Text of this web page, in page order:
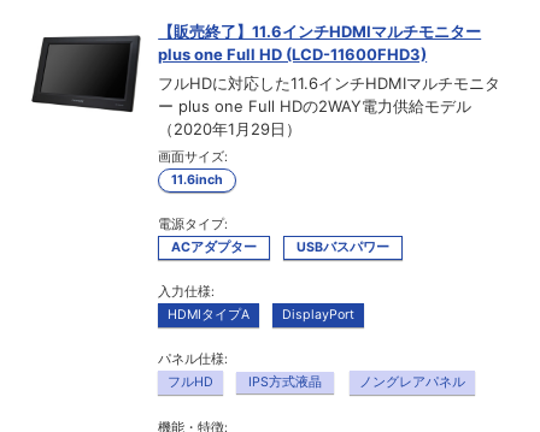
【販売終了】11.6インチHDMIマルチモニター
plus one Full HD (LCD-11600FHD3)
フルHDに対応した11.6インチHDMIマルチモニタ
ー plus one Full HDの2WAY電力供給モデル
（2020年1月29日）
画面サイズ:
11.6inch
電源タイプ:
ACアダプター
USBバスパワー
入力仕様:
HDMIタイプA
DisplayPort
パネル仕様:
フルHD
IPS方式液晶 ノングレアパネル
機能・特徴: